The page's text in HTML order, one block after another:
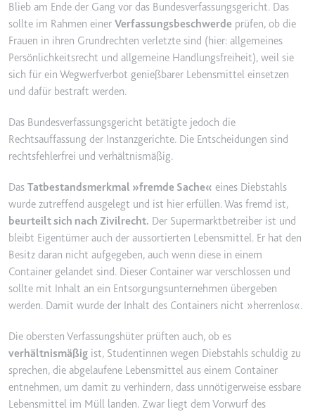
zu senden. Erfasst den Besucher
über Geräte und Marketingkanäle
hinweg.
Ablauf:
2 Jahre
Typ:
HTTP-Cookie
_gcl_au
Anbieter:
smartlaw.de
der Werbeaktivitäten der Website
zu messen, indem Daten über die
Conversion-Rate der Anzeigen der
Website über mehrere Websites
hinweg gesammelt werden.
Ablauf:
3 Monate
Typ:
HTTP-Cookie
_gcl_ls
Anbieter:
www.googletagmanager.com
Zweck:
Verfolgt die Konversionsrate
zwischen dem Nutzer und den
Blieb am Ende der Gang vor das Bundesverfassungsgericht. Das
sollte im Rahmen einer Verfassungsbeschwerde prüfen, ob die
Frauen in ihren Grundrechten verletzte sind (hier: allgemeines
Persönlichkeitsrecht und allgemeine Handlungsfreiheit), weil sie
sich für ein Wegwerfverbot genießbarer Lebensmittel einsetzen
und dafür bestraft werden.
Das Bundesverfassungsgericht betätigte jedoch die
Rechtsauffassung der Instanzgerichte. Die Entscheidungen sind
rechtsfehlerfrei und verhältnismäßig.
Das Tatbestandsmerkmal »fremde Sache« eines Diebstahls
wurde zutreffend ausgelegt und ist hier erfüllen. Was fremd ist,
beurteilt sich nach Zivilrecht. Der Supermarktbetreiber ist und
bleibt Eigentümer auch der aussortierten Lebensmittel. Er hat den
Besitz daran nicht aufgegeben, auch wenn diese in einem
Container gelandet sind. Dieser Container war verschlossen und
sollte mit Inhalt an ein Entsorgungsunternehmen übergeben
werden. Damit wurde der Inhalt des Containers nicht »herrenlos«.
Die obersten Verfassungshüter prüften auch, ob es
verhältnismäßig ist, Studentinnen wegen Diebstahls schuldig zu
sprechen, die abgelaufene Lebensmittel aus einem Container
entnehmen, um damit zu verhindern, dass unnötigerweise essbare
Lebensmittel im Müll landen. Zwar liegt dem Vorwurf des